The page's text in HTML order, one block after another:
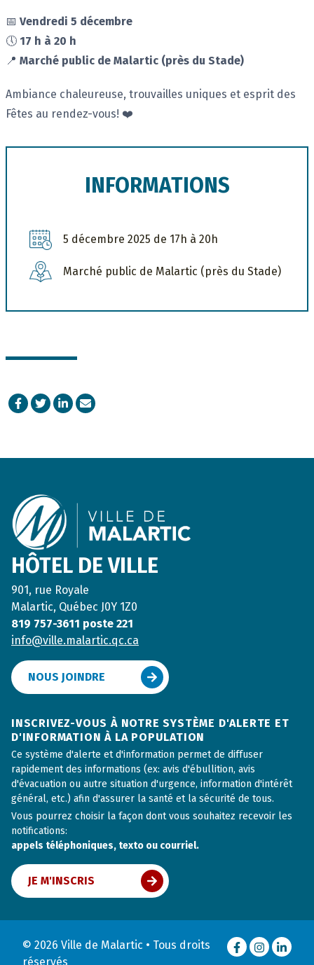
📅 Vendredi 5 décembre
🕔 17 h à 20 h
📍 Marché public de Malartic (près du Stade)
Ambiance chaleureuse, trouvailles uniques et esprit des
Fêtes au rendez-vous! ❤️
INFORMATIONS
5 décembre 2025 de 17h à 20h
Marché public de Malartic (près du Stade)
Facebook
TwitterLinkedIn
Courriel
HÔTEL DE VILLE
901, rue Royale
Malartic, Québec J0Y 1Z0
819 757-3611 poste 221
info@ville.malartic.qc.ca
NOUS JOINDRE
INSCRIVEZ-VOUS À NOTRE SYSTÈME D'ALERTE ET
D'INFORMATION À LA POPULATION
Ce système d'alerte et d'information permet de diffuser
rapidement des informations (ex: avis d'ébullition, avis
d'évacuation ou autre situation d'urgence, information d'intérêt
général, etc.) afin d'assurer la santé et la sécurité de tous.
Vous pourrez choisir la façon dont vous souhaitez recevoir les
notifications:
appels téléphoniques, texto ou courriel.
JE M'INSCRIS
© 2026 Ville de Malartic • Tous droits
réservés
Facebook
Instagram